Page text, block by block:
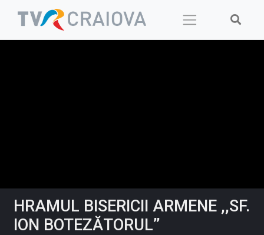
HRAMUL BISERICII ARMENE ,,SF.
ION BOTEZĂTORUL’’